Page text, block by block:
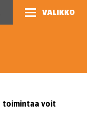
VALIKKO
toimintaa voit